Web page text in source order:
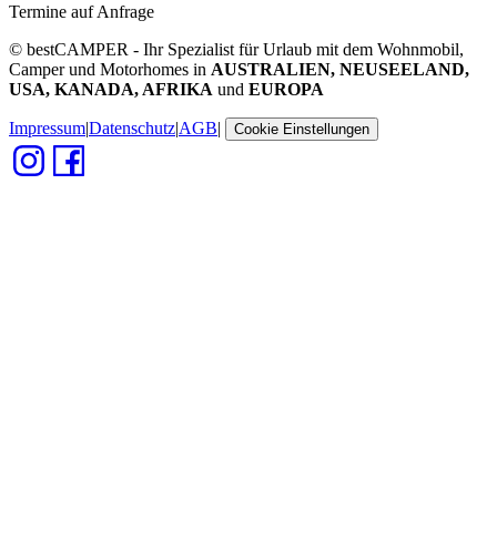
Termine auf Anfrage
© bestCAMPER - Ihr Spezialist für Urlaub mit dem Wohnmobil,
Camper und Motorhomes in AUSTRALIEN, NEUSEELAND,
USA, KANADA, AFRIKA und EUROPA
Impressum|Datenschutz|AGB| Cookie Einstellungen